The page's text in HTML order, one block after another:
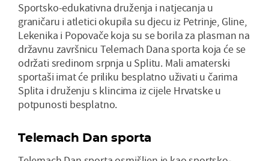
Sportsko-edukativna druženja i natjecanja u
graničaru i atletici okupila su djecu iz Petrinje, Gline,
Lekenika i Popovače koja su se borila za plasman na
državnu završnicu Telemach Dana sporta koja će se
održati sredinom srpnja u Splitu. Mali amaterski
sportaši imat će priliku besplatno uživati u čarima
Splita i druženju s klincima iz cijele Hrvatske u
potpunosti besplatno.
Telemach Dan sporta